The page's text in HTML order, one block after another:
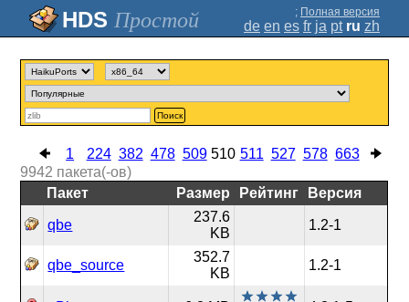
Простой ; Полная версия
de en es fr ja pt ru zh
Поиск
1 224 382 478 509 510 511 527 578 663
9942 пакета(-ов)
Пакет
Размер Рейтинг Версия
qbe
237.6
KB
1.2-1
qbe_source
352.7
KB
1.2-1